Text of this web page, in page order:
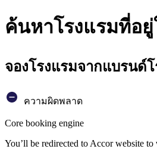
ค้นหาโรงแรมที่อยู่
จองโรงแรมจากแบรนด์โ
ความผิดพลาด
Core booking engine
You’ll be redirected to Accor website